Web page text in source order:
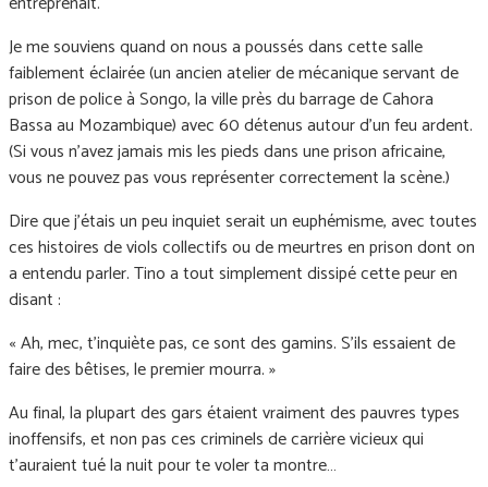
Je me souviens quand on nous a poussés dans cette salle
faiblement éclairée (un ancien atelier de mécanique servant de
prison de police à Songo, la ville près du barrage de Cahora
Bassa au Mozambique) avec 60 détenus autour d’un feu ardent.
(Si vous n’avez jamais mis les pieds dans une prison africaine,
vous ne pouvez pas vous représenter correctement la scène.)
Dire que j’étais un peu inquiet serait un euphémisme, avec toutes
ces histoires de viols collectifs ou de meurtres en prison dont on
a entendu parler. Tino a tout simplement dissipé cette peur en
disant :
« Ah, mec, t'inquiète pas, ce sont des gamins. S'ils essaient de
faire des bêtises, le premier mourra. »
Au final, la plupart des gars étaient vraiment des pauvres types
inoffensifs, et non pas ces criminels de carrière vicieux qui
t’auraient tué la nuit pour te voler ta montre…